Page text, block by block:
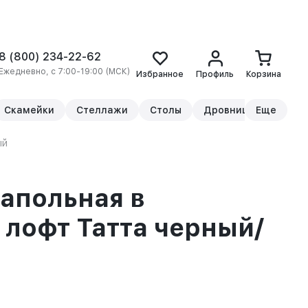
(800) 234-22-62
с 7:00-19:00 (МСК) Избранное Профиль Корзина
Скамейки Стеллажи Столы Дровницы Еще
в
Татта черный/